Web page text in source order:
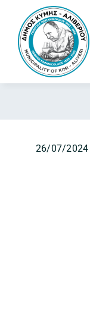
content
26/07/2024